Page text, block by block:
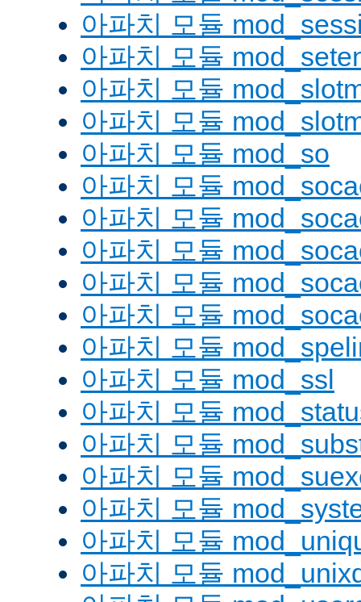
아파치 모듈
아파치 모듈
아파치 모듈
아파치 모듈
아파치 모듈 mod_so
아파치 모듈
아파치 모듈
아파치 모듈
아파치 모듈
아파치 모듈
아파치 모듈
아파치 모듈 mod_ssl
아파치 모듈
아파치 모듈
아파치 모듈
아파치 모듈
아파치 모듈
아파치 모듈